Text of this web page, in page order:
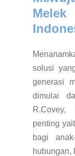
solusi
generasi
dimulai
penting
bagi
hubungan,